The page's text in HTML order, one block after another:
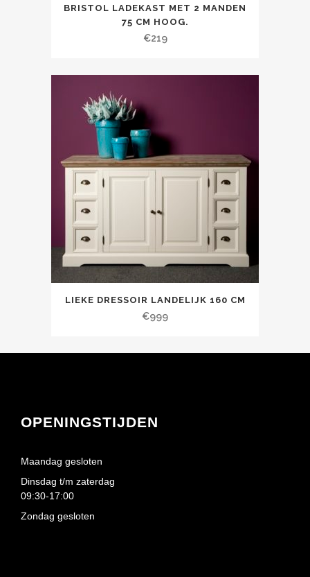
BRISTOL LADEKAST MET 2 MANDEN
75 CM HOOG.
€219
LIEKE DRESSOIR LANDELIJK 160 CM
€999
OPENINGSTIJDEN
Maandag gesloten
Dinsdag t/m zaterdag
09:30-17:00
Zondag gesloten